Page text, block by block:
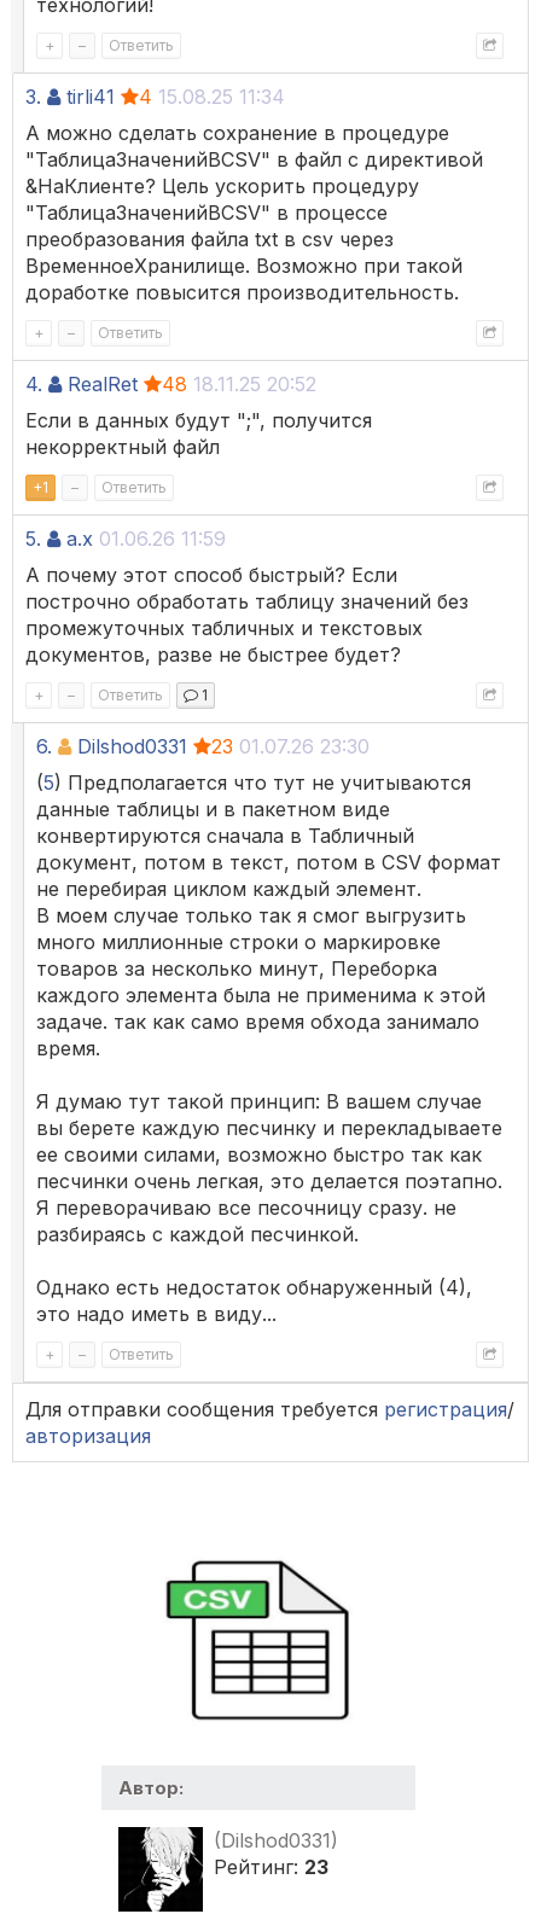
технологий!
+ – Ответить
3. tirli41 4 15.08.25 11:34
А можно сделать сохранение в процедуре
"ТаблицаЗначенийВCSV" в файл с директивой
&НаКлиенте? Цель ускорить процедуру
"ТаблицаЗначенийВCSV" в процессе
преобразования файла txt в csv через
ВременноеХранилище. Возможно при такой
доработке повысится производительность.
+ – Ответить
4. RealRet 48 18.11.25 20:52
Если в данных будут ";", получится
некорректный файл
+1 – Ответить
5. a.x 01.06.26 11:59
А почему этот способ быстрый? Если
построчно обработать таблицу значений без
промежуточных табличных и текстовых
документов, разве не быстрее будет?
+ – Ответить 1
6. Dilshod0331 23 01.07.26 23:30
(5) Предполагается что тут не учитываются
данные таблицы и в пакетном виде
конвертируются сначала в Табличный
документ, потом в текст, потом в CSV формат
не перебирая циклом каждый элемент.
В моем случае только так я смог выгрузить
много миллионные строки о маркировке
товаров за несколько минут, Переборка
каждого элемента была не применима к этой
задаче. так как само время обхода занимало
время.
Я думаю тут такой принцип: В вашем случае
вы берете каждую песчинку и перекладываете
ее своими силами, возможно быстро так как
песчинки очень легкая, это делается поэтапно.
Я переворачиваю все песочницу сразу. не
разбираясь с каждой песчинкой.
Однако есть недостаток обнаруженный (4),
это надо иметь в виду...
+ – Ответить
Для отправки сообщения требуется регистрация/
авторизация
Автор:
(Dilshod0331)
Рейтинг: 23